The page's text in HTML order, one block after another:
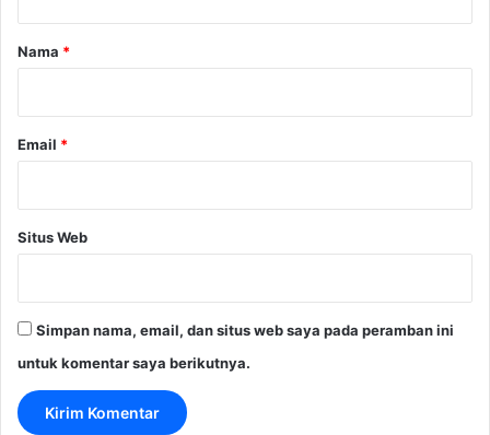
rNama *
Email *
Situs Web
Simpan nama, email, dan situs web saya pada peramban ini
untuk komentar saya berikutnya.